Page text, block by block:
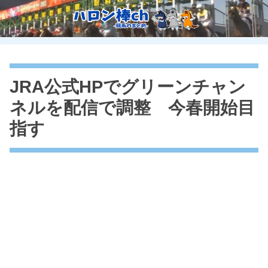
JRA公式HPでグリーンチャン
ネルを配信で調整 今春開始目
指す